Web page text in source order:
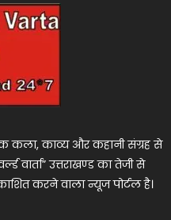
कला, काव्य और कहानी संग्रह से
वार्ता” उत्तराखण्ड का तेजी से
करने वाला न्यूज पोर्टल है।